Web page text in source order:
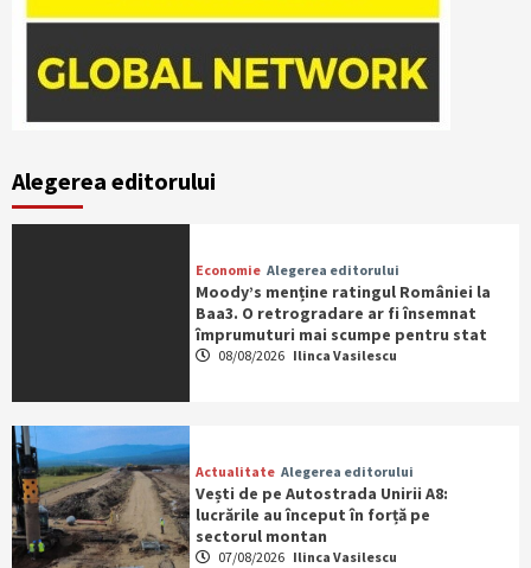
Alegerea editorului
Economie Alegerea editorului
Moody’s menține ratingul României la
Baa3. O retrogradare ar fi însemnat
împrumuturi mai scumpe pentru stat
08/08/2026 Ilinca Vasilescu
Actualitate Alegerea editorului
Vești de pe Autostrada Unirii A8:
lucrările au început în forță pe
sectorul montan
07/08/2026 Ilinca Vasilescu